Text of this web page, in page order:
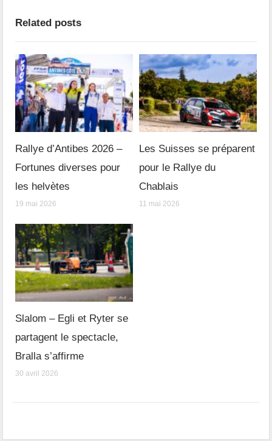
Related posts
Rallye d’Antibes 2026 –
Fortunes diverses pour
les helvètes
19 mai 2026
Les Suisses se préparent
pour le Rallye du
Chablais
11 mai 2026
Slalom – Egli et Ryter se
partagent le spectacle,
Bralla s’affirme
30 avril 2026